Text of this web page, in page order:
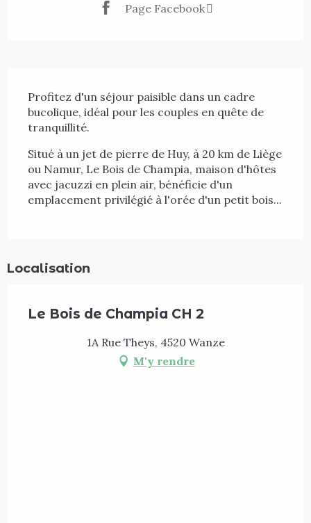
Page Facebook
Profitez d'un séjour paisible dans un cadre
bucolique, idéal pour les couples en quête de
tranquillité.
Situé à un jet de pierre de Huy, à 20 km de Liège
ou Namur, Le Bois de Champia, maison d'hôtes
avec jacuzzi en plein air, bénéficie d'un
emplacement privilégié à l'orée d'un petit bois...
Localisation
Le Bois de Champia CH 2
1A Rue Theys, 4520 Wanze
M'y rendre